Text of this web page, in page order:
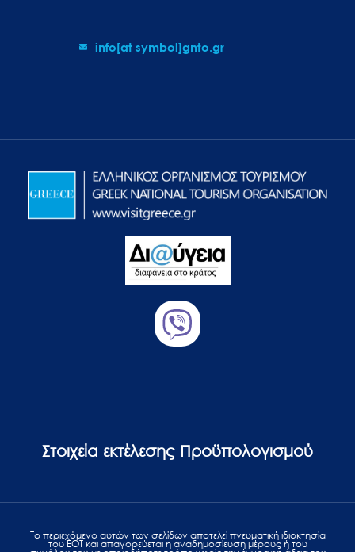
info[at symbol]gnto.gr
Στοιχεία εκτέλεσης Προϋπολογισμού
Το περιεχόμενο αυτών των σελίδων αποτελεί πvευματική ιδιοκτησία
του ΕΟΤ και απαγορεύεται η αναδημοσίευση μέρους ή του